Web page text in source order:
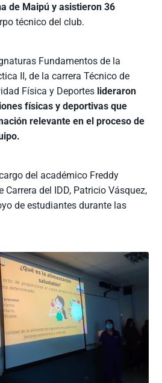
de Maipú y asistieron 36
técnico del club.
Fundamentos de la
II, de la carrera Técnico de
Física y Deportes lideraron
físicas y deportivas que
relevante en el proceso de
del académico Freddy
Carrera del IDD, Patricio Vásquez,
de estudiantes durante las